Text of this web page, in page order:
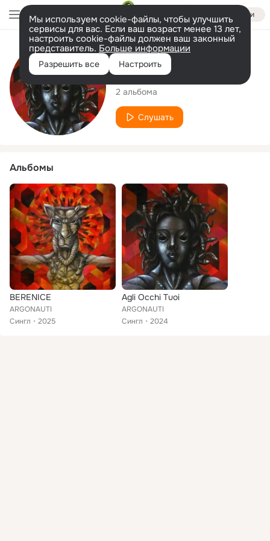
Войти
Мы используем cookie-файлы, чтобы улучшить
сервисы для вас. Если ваш возраст менее 13 лет,
настроить cookie-файлы должен ваш законный
представитель. Больше информации
Разрешить все Настроить
Исполнитель
ARGONAUTI
2 альбома
Слушать
Альбомы
BERENICE
ARGONAUTI
Сингл
2025
Agli Occhi Tuoi
ARGONAUTI
Сингл
2024